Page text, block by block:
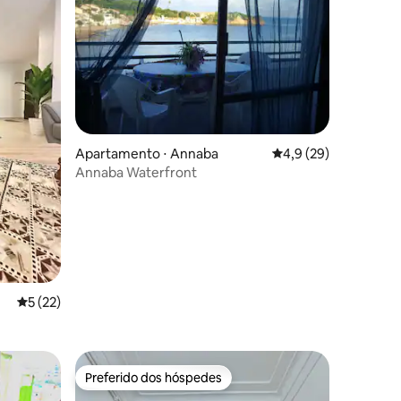
5 de uma avaliação média de 5, 22 avaliações
5 (22)
Apartamento ⋅ Annaba 4,9 de uma
4,9 (29)
Annaba Waterfront
Preferido dos hóspedes
Preferido dos hóspedes